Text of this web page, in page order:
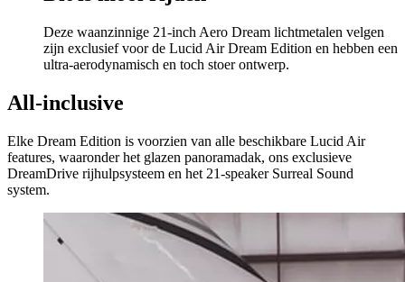
Deze waanzinnige 21-inch Aero Dream lichtmetalen velgen
zijn exclusief voor de Lucid Air Dream Edition en hebben een
ultra-aerodynamisch en toch stoer ontwerp.
All-inclusive
Elke Dream Edition is voorzien van alle beschikbare Lucid Air
features, waaronder het glazen panoramadak, ons exclusieve
DreamDrive rijhulpsysteem en het 21-speaker Surreal Sound
system.